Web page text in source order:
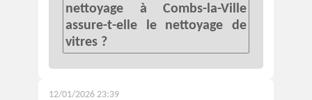
nettoyage à Combs-la-Ville
assure-t-elle le nettoyage de
vitres ?
12/01/2026 23:39